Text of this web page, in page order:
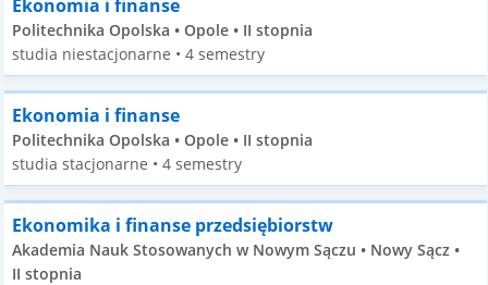
Ekonomia i finanse
Politechnika Opolska • Opole • II stopnia
studia niestacjonarne • 4 semestry
Ekonomia i finanse
Politechnika Opolska • Opole • II stopnia
studia stacjonarne • 4 semestry
Ekonomika i finanse przedsiębiorstw
Akademia Nauk Stosowanych w Nowym Sączu • Nowy Sącz •
II stopnia